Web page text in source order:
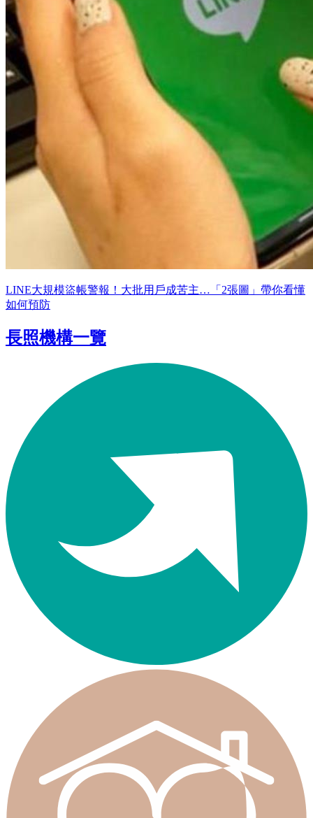
LINE大規模盜帳警報！大批用戶成苦主…「2張圖」帶你看懂
如何預防
長照機構一覽